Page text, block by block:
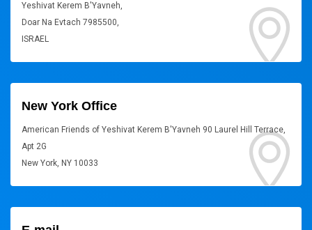
Yeshivat Kerem B'Yavneh,
Doar Na Evtach 7985500,
ISRAEL
New York Office
American Friends of Yeshivat Kerem B'Yavneh 90 Laurel Hill Terrace,
Apt 2G
New York, NY 10033